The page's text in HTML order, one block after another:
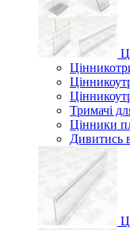
Тримачі
Цінники
Дивитись